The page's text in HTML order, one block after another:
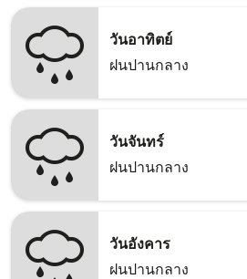
วันอาทิตย์
ฝนปานกลาง
วันจันทร์
ฝนปานกลาง
วันอังคาร
ฝนปานกลาง